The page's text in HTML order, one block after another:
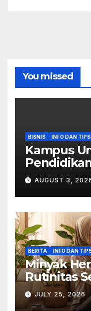
You missed
BISNIS INFO DAN TIPS
Kampus
AUGUST 3,
BERITA INFO DAN
Minyak
Rutinitas
Padat
JULY 25, 2026